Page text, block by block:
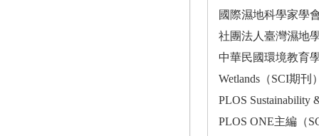
國際濕地科學家學
社團法人臺灣濕地
中華民國環境教育
Wetlands（SCI期刊
PLOS Sustainability
PLOS ONE主編（